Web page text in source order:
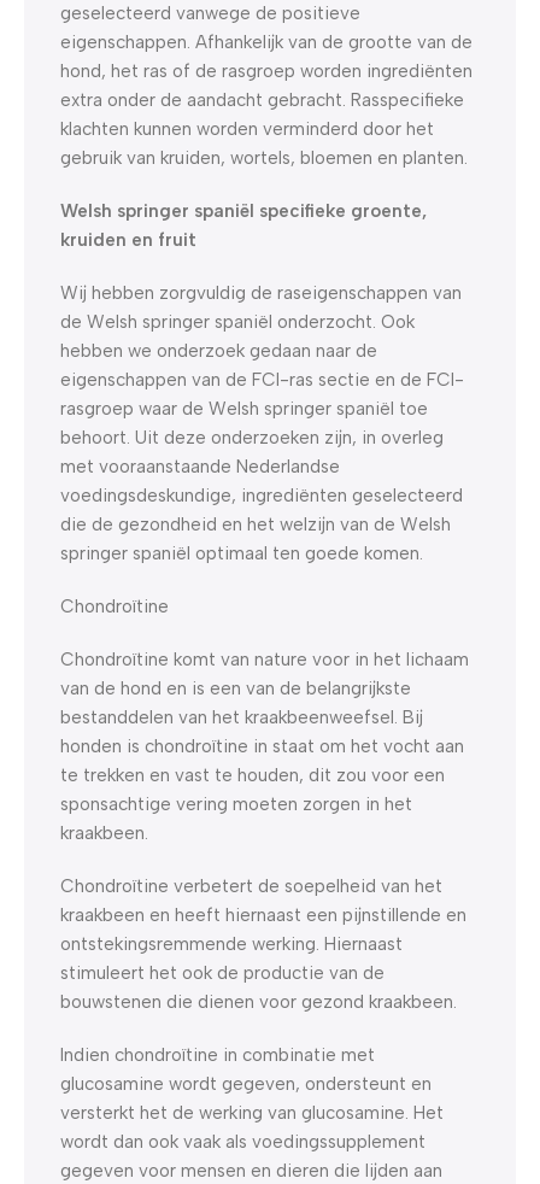
geselecteerd vanwege de positieve
eigenschappen. Afhankelijk van de grootte van de
hond, het ras of de rasgroep worden ingrediënten
extra onder de aandacht gebracht. Rasspecifieke
klachten kunnen worden verminderd door het
gebruik van kruiden, wortels, bloemen en planten.
Welsh springer spaniël specifieke groente,
kruiden en fruit
Wij hebben zorgvuldig de raseigenschappen van
de Welsh springer spaniël onderzocht. Ook
hebben we onderzoek gedaan naar de
eigenschappen van de FCI-ras sectie en de FCI-
rasgroep waar de Welsh springer spaniël toe
behoort. Uit deze onderzoeken zijn, in overleg
met vooraanstaande Nederlandse
voedingsdeskundige, ingrediënten geselecteerd
die de gezondheid en het welzijn van de Welsh
springer spaniël optimaal ten goede komen.
Chondroïtine
Chondroïtine komt van nature voor in het lichaam
van de hond en is een van de belangrijkste
bestanddelen van het kraakbeenweefsel. Bij
honden is chondroïtine in staat om het vocht aan
te trekken en vast te houden, dit zou voor een
sponsachtige vering moeten zorgen in het
kraakbeen.
Chondroïtine verbetert de soepelheid van het
kraakbeen en heeft hiernaast een pijnstillende en
ontstekingsremmende werking. Hiernaast
stimuleert het ook de productie van de
bouwstenen die dienen voor gezond kraakbeen.
Indien chondroïtine in combinatie met
glucosamine wordt gegeven, ondersteunt en
versterkt het de werking van glucosamine. Het
wordt dan ook vaak als voedingssupplement
gegeven voor mensen en dieren die lijden aan